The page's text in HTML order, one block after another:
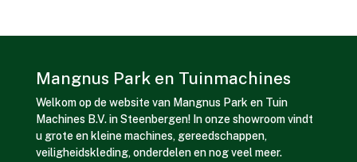
Mangnus Park en Tuinmachines
Welkom op de website van Mangnus Park en Tuin
Machines B.V. in Steenbergen! In onze showroom vindt
u grote en kleine machines, gereedschappen,
veiligheidskleding, onderdelen en nog veel meer.